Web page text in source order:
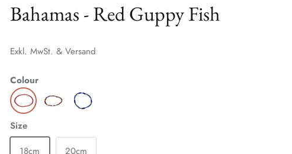
Bahamas - Red Guppy Fish
Exkl. MwSt. & Versand
Size
18cm
20cm
Colour